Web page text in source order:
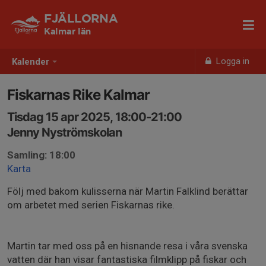
Kalender Logga in
FJÄLLORNA
Kalmar län
Fiskarnas Rike Kalmar
Tisdag 15 apr 2025, 18:00-21:00
Jenny Nyströmskolan
Samling: 18:00
Karta
Följ med bakom kulisserna när Martin Falklind berättar
om arbetet med serien Fiskarnas rike.
Martin tar med oss på en hisnande resa i våra svenska
vatten där han visar fantastiska filmklipp på fiskar och